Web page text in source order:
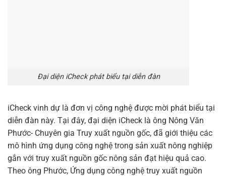
Đại diện iCheck phát biểu tại diễn đàn
iCheck vinh dự là đơn vị công nghệ được mời phát biểu tại
diễn đàn này. Tại đây, đại diện iCheck là ông Nông Văn
Phước- Chuyên gia Truy xuất nguồn gốc, đã giới thiệu các
mô hình ứng dụng công nghệ trong sản xuất nông nghiệp
gắn với truy xuất nguồn gốc nông sản đạt hiệu quả cao.
Theo ông Phước, Ứng dụng công nghệ truy xuất nguồn